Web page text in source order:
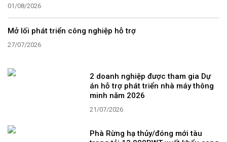
01/08/2026
Mở lối phát triển công nghiệp hỗ trợ
27/07/2026
2 doanh nghiệp được tham gia Dự
án hỗ trợ phát triển nhà máy thông
minh năm 2026
21/07/2026
Phà Rừng hạ thủy/đóng mới tàu